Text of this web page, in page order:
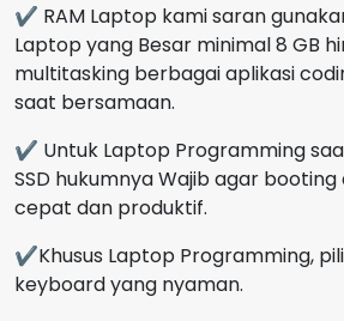
✔ RAM Laptop kami saran
Laptop yang Besar minimal 8 GB
multitasking berbagai aplikasi
saat bersamaan.
✔ Untuk Laptop Programming
SSD hukumnya Wajib agar
cepat dan produktif.
✔Khusus Laptop Programming,
keyboard yang nyaman.